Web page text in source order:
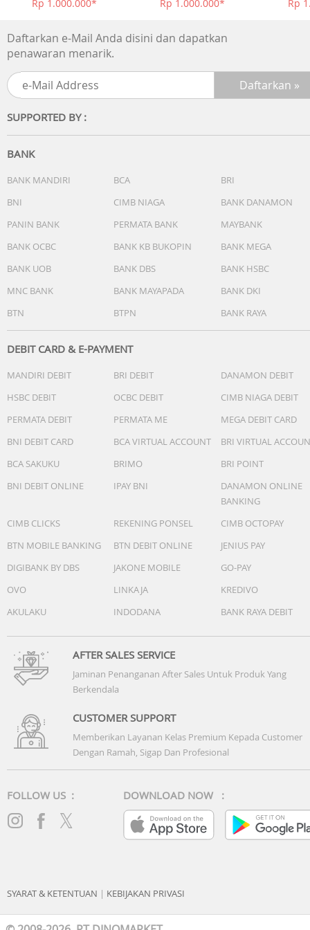
tempat pertama-kedua
- Penghitung waktu mundur
- Unit pengukuran: 1 detik
- Jangkauan waktu mundur: 24 jam
- Jangkauan pengaturan waktu mulai hitungan mundur: 1
menit, dan bertambah 1 jam)
- Lainnya: Pengulangan otomatis
Alarm/sinyal waktu per jam
- Sinyal waktu per jam
Fitur peringatan kilat
- Berkedip dengan bel yang berbunyi untuk alarm, sinyal
waktu per jam, hitungan mundur alarm waktu habis
- Lampu latar LED (Super Illuminator)
- Cahaya senja
Kalender otomatis penuh (hingga tahun 2099)
Akurasi: ±15 detik per bulan
Fitur lainnya
- Ketepatan waktu reguler:
- Jam, menit, detik, pm, bulan, tanggal, hari
Garansi Resmi 2 Tahun
Include Box, Jam Tangan, Kartu Garansi, Manual
Rp 1.000.000*
Rp 1.000.000*
Rp
Daftarkan e-Mail Anda disini dan dapatkan
penawaran menarik.
SUPPORTED BY :
BANK
BANK MANDIRI BCA
BRI
BNI
CIMB NIAGA
BANK DANAMON
PANIN BANK
PERMATA BANK
MAYBANK
BANK OCBC
BANK KB BUKOPIN
BANK MEGA
BANK UOB
BANK DBS
BANK HSBC
MNC BANK
BANK MAYAPADA
BANK DKI
BTN
BTPN BANK RAYA
DEBIT CARD & E-PAYMENT
MANDIRI DEBIT BRI DEBIT
DANAMON DEBIT
HSBC DEBIT
OCBC DEBIT
CIMB NIAGA DEBIT
PERMATA DEBIT
PERMATA ME
MEGA DEBIT CARD
BNI DEBIT CARD
BCA VIRTUAL ACCOUNT
BRI VIRTUAL
BCA SAKUKU
BRIMO
BRI POINT
BNI DEBIT ONLINE
IPAY BNI
DANAMON ONLINE
BANKING
CIMB CLICKS
REKENING PONSEL
CIMB OCTOPAY
BTN MOBILE BANKING
BTN DEBIT ONLINE
JENIUS PAY
DIGIBANK BY DBS
JAKONE MOBILE
GO-PAY
OVO
LINKAJA
KREDIVO
AKULAKU
INDODANA BANK RAYA DEBIT
AFTER SALES SERVICE
Jaminan Penanganan After Sales Untuk Produk Yang
Berkendala
CUSTOMER SUPPORT
Memberikan Layanan Kelas Premium Kepada Customer
Dengan Ramah, Sigap Dan Profesional
FOLLOW US : DOWNLOAD NOW :
SYARAT & KETENTUAN | KEBIJAKAN PRIVASI